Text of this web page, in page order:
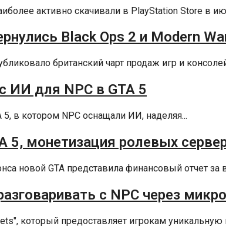
активно скачивали в PlayStation Store в
Black Ops 2 и Modern
британский чарт продаж игр и
ИИ для NPC в GTA 5
в котором NPC оснащали ИИ, наделяя...
5, монетизация ролевых
новой GTA представила финансовый отчет за
с NPC через
который предоставляет игрокам